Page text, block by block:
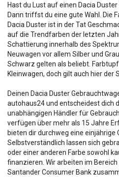
Hast du Lust auf einen Dacia
Dann triffst du eine gute Wahl. Die
Dacia Duster ist in der Tat
auf die Trendfarben der letzten
Schattierung innerhalb des
Neuwagen vor allem Silber und
Schwarz gelten als beliebt.
Kleinwagen, doch gilt auch hier der
Deinen Dacia Duster
autohaus24 und entscheidest dich
unabhängigen Händler für
verfügen über mehr als 15 Jahre
bieten dir durchweg eine einjährige
Selbstverständlich lassen sich
oder einer anderen Farbe sowohl
finanzieren. Wir arbeiten im
Santander Consumer Bank